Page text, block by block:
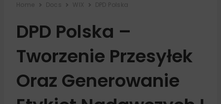
Home Docs WIX DPD Polska
DPD Polska –
Tworzenie Przesyłek
Oraz Generowanie